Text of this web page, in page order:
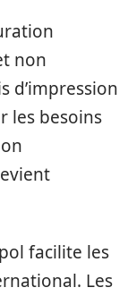
non
d’impression
les besoins
facilite les
Les